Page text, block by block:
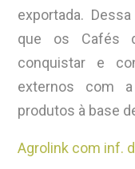
exportada.
que os Cafés
conquistar e
externos com
produtos à base
Agrolink com inf.